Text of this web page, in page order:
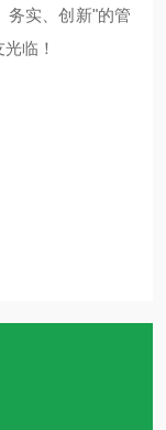
务实、创新"的管
临！